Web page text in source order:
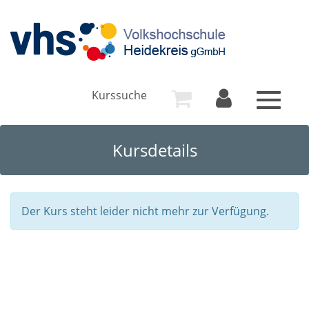
Kurssuche
Toggle
Kursdetails
Der Kurs steht leider nicht mehr zur Verfügung.